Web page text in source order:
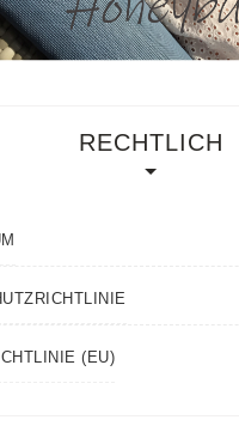
RECHTLICH
(EU)